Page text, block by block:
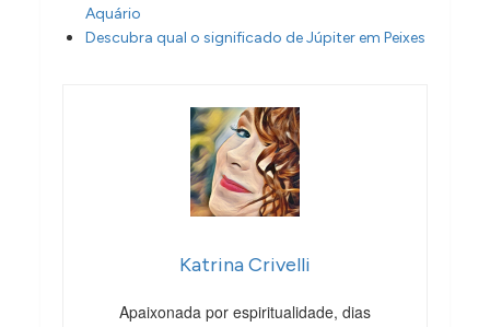
Aquário
Descubra qual o significado de Júpiter em Peixes
Katrina Crivelli
Apaixonada por espiritualidade, dias